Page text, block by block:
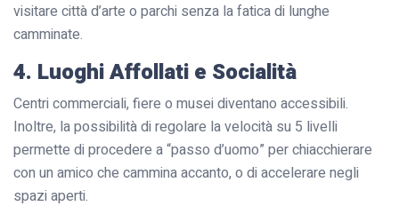
visitare città d’arte o parchi senza la fatica di lunghe
camminate.
4. Luoghi Affollati e Socialità
Centri commerciali, fiere o musei diventano accessibili.
Inoltre, la possibilità di regolare la velocità su 5 livelli
permette di procedere a “passo d’uomo” per chiacchierare
con un amico che cammina accanto, o di accelerare negli
spazi aperti.